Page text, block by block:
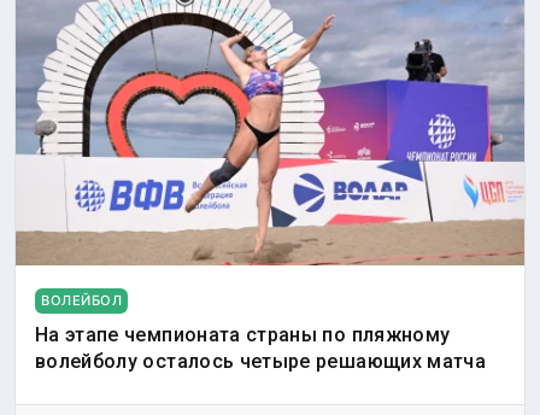
ВОЛЕЙБОЛ
На этапе чемпионата страны по пляжному
волейболу осталось четыре решающих матча